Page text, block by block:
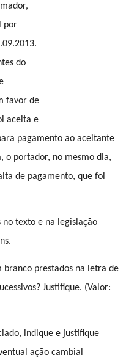
por
do
favor de
aceita e
pagamento ao aceitante
o portador, no mesmo dia,
de pagamento, que foi
no texto e na legislação
branco prestados na letra de
Justifique. (Valor:
indique e justifique
ação cambial